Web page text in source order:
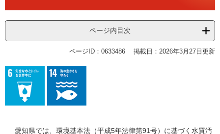
ページ内目次
ページID：0633486 掲載日：2026年3月27日更新
愛知県では、環境基本法（平成5年法律第91号）に基づく水質汚